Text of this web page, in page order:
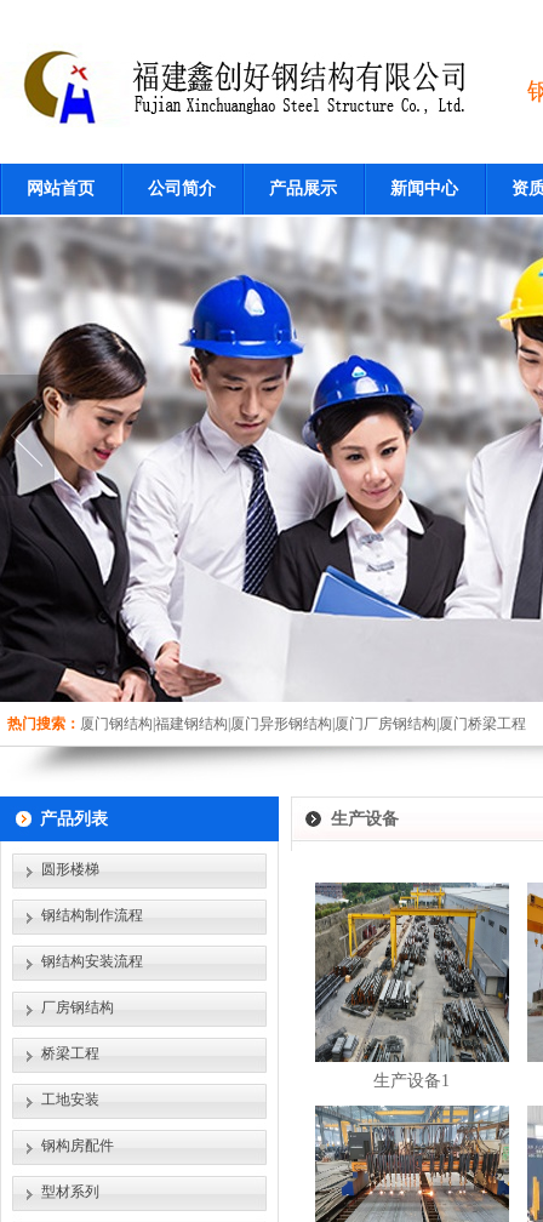
网站首页 公司简介 产品展示 新闻中心 资
热门搜索： 厦门钢结构|福建钢结构|厦门异形钢结构|厦门厂房钢结构|厦门桥梁工程
产品列表
圆形楼梯
钢结构制作流程
钢结构安装流程
厂房钢结构
桥梁工程
工地安装
钢构房配件
型材系列
生产设备
生产设备1